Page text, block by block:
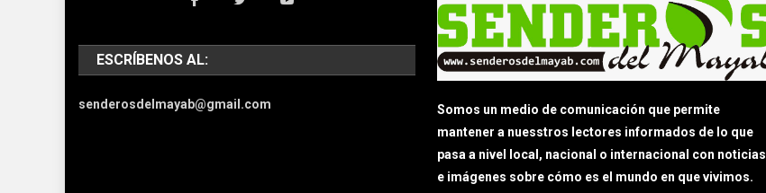
ESCRÍBENOS AL:
senderosdelmayab@gmail.com
Somos un medio de comunicación que permite
mantener a nuesstros lectores informados de lo que
pasa a nivel local, nacional o internacional con noticias
e imágenes sobre cómo es el mundo en que vivimos.